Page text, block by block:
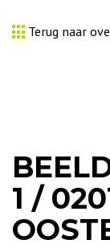
Terug naar
1 /